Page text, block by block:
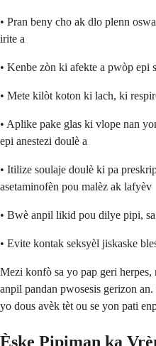
• Pran beny cho ak dlo plenn
irite a
• Kenbe zòn ki afekte a pwòp epi
• Mete kilòt koton ki lach, ki
• Aplike pake glas ki vlope nan
epi anestezi doulè a
• Itilize soulaje doulè ki pa
asetaminofèn pou malèz ak lafyèv
• Bwè anpil likid pou dilye pipi,
• Evite kontak seksyèl jiskaske
Mezi konfò sa yo pap geri
anpil pandan pwosesis gerizon
yo dous avèk tèt ou se yon pati
Èske Pipiman ka